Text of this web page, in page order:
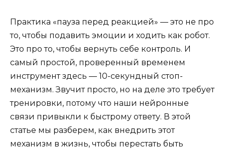
Практика «пауза перед реакцией» — это не про
то, чтобы подавить эмоции и ходить как робот.
Это про то, чтобы вернуть себе контроль. И
самый простой, проверенный временем
инструмент здесь — 10-секундный стоп-
механизм. Звучит просто, но на деле это требует
тренировки, потому что наши нейронные
связи привыкли к быстрому ответу. В этой
статье мы разберем, как внедрить этот
механизм в жизнь, чтобы перестать быть